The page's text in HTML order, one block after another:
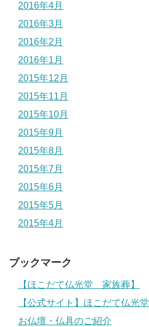
2016年4月
2016年3月
2016年2月
2016年1月
2015年12月
2015年11月
2015年10月
2015年9月
2015年8月
2015年7月
2015年6月
2015年5月
2015年4月
ブックマーク
【ほこだて仏光堂 家族葬】
【公式サイト】ほこだて仏光堂
お仏壇・仏具のご紹介